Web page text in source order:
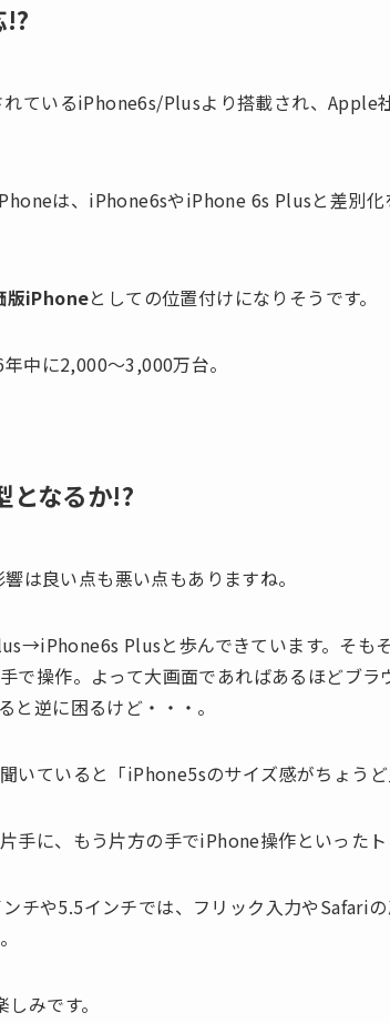
!?
ているiPhone6s/Plusより搭載され、Apple
は、iPhone6sやiPhone 6s Plusと差別
版iPhoneとしての位置付けになりそうです。
中に2,000〜3,000万台。
となるか!?
は良い点も悪い点もありますね。
Plusと歩んできています。そも
で操作。よって大画面であればあるほどブ
と逆に困るけど・・・。
いていると「iPhone5sのサイズ感がちょう
手に、もう片方の手でiPhone操作といったト
チや5.5インチでは、フリック入力やSafari
みです。